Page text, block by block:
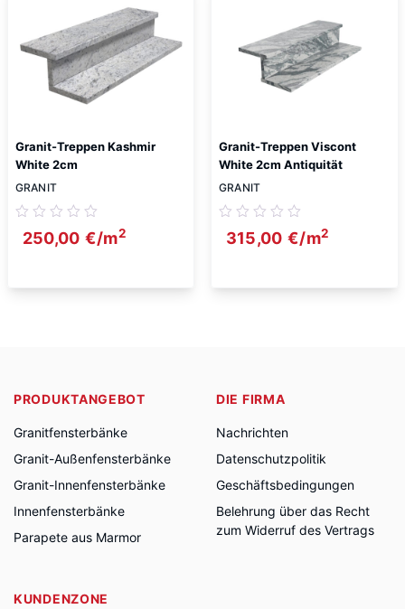
Granit-Treppen Kashmir
White 2cm
GRANIT
250,00 €/m2
Granit-Treppen Viscont
White 2cm Antiquität
GRANIT
315,00 €/m2
PRODUKTANGEBOT
Granitfensterbänke
Granit-Außenfensterbänke
Granit-Innenfensterbänke
Innenfensterbänke
Parapete aus Marmor
DIE FIRMA
Nachrichten
Datenschutzpolitik
Geschäftsbedingungen
Belehrung über das Recht
zum Widerruf des Vertrags
KUNDENZONE